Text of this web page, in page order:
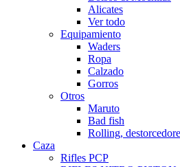
Alicates
Ver todo
Equipamiento
Waders
Ropa
Calzado
Gorros
Otros
Maruto
Bad fish
Rolling,
Caza
Rifles PCP